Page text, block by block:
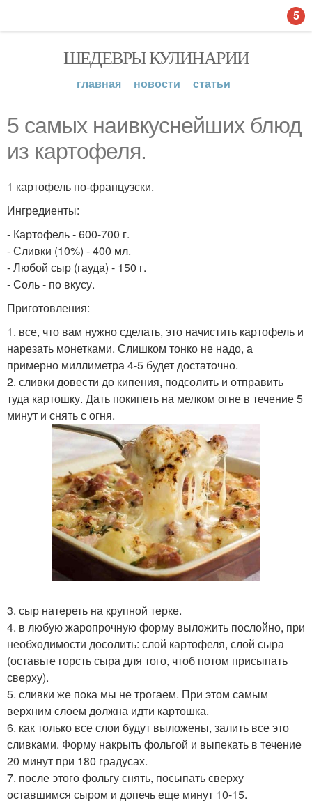
ШЕДЕВРЫ КУЛИНАРИИ
главная новости статьи
5 самых наивкуснейших блюд
из картофеля.
1 картофель по-французски.
Ингредиенты:
- Картофель - 600-700 г.
- Сливки (10%) - 400 мл.
- Любой сыр (гауда) - 150 г.
- Соль - по вкусу.
Приготовления:
1. все, что вам нужно сделать, это начистить картофель и
нарезать монетками. Слишком тонко не надо, а
примерно миллиметра 4-5 будет достаточно.
2. сливки довести до кипения, подсолить и отправить
туда картошку. Дать покипеть на мелком огне в течение 5
минут и снять с огня.
3. сыр натереть на крупной терке.
4. в любую жаропрочную форму выложить послойно, при
необходимости досолить: слой картофеля, слой сыра
(оставьте горсть сыра для того, чтоб потом присыпать
сверху).
5. сливки же пока мы не трогаем. При этом самым
верхним слоем должна идти картошка.
6. как только все слои будут выложены, залить все это
сливками. Форму накрыть фольгой и выпекать в течение
20 минут при 180 градусах.
7. после этого фольгу снять, посыпать сверху
оставшимся сыром и допечь еще минут 10-15.
5